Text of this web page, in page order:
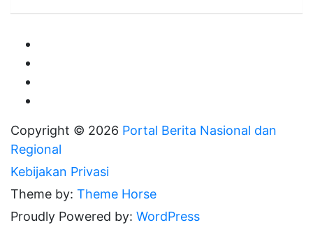
Copyright © 2026 Portal Berita Nasional dan
Regional
Kebijakan Privasi
Theme by: Theme Horse
Proudly Powered by: WordPress